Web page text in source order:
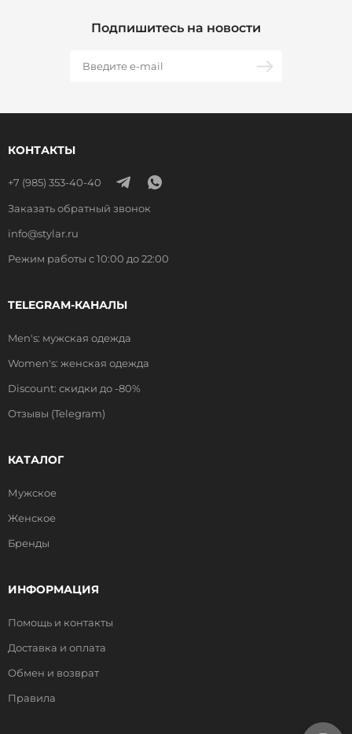
Подпишитесь на новости
КОНТАКТЫ
+7 (985) 353-40-40
Заказать обратный звонок
info@stylar.ru
Режим работы с 10:00 до 22:00
TELEGRAM-КАНАЛЫ
Men's: мужская одежда
Women's: женская одежда
Discount: скидки до -80%
Отзывы (Telegram)
КАТАЛОГ
Мужское
Женское
Бренды
ИНФОРМАЦИЯ
Помощь и контакты
Доставка и оплата
Обмен и возврат
Правила